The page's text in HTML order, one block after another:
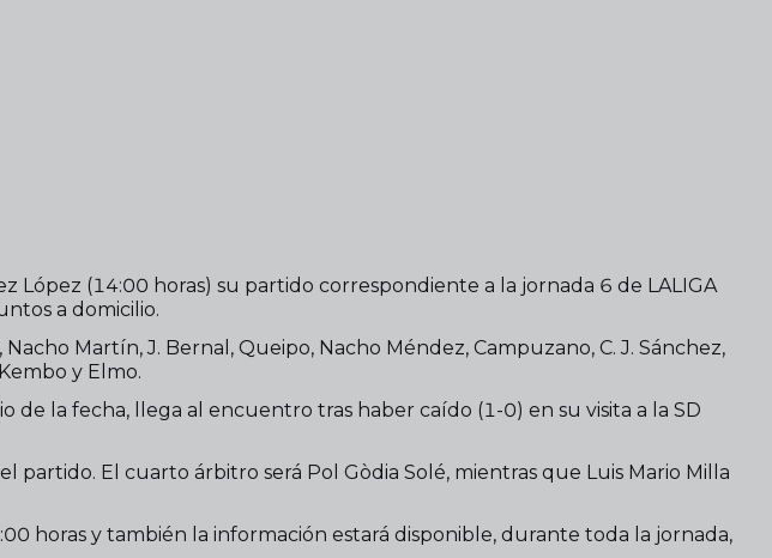
(14:00 horas) su partido correspondiente a la jornada 6 de LALIGA
a domicilio.
Martín, J. Bernal, Queipo, Nacho Méndez, Campuzano, C. J. Sánchez,
y Elmo.
de la fecha, llega al encuentro tras haber caído (1-0) en su visita a la SD
partido. El cuarto árbitro será Pol Gòdia Solé, mientras que Luis Mario Milla
horas y también la información estará disponible, durante toda la jornada,